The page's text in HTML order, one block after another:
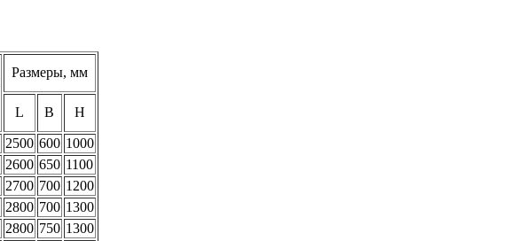
Размеры, мм
L B H
2500 600 1000
2600 650 1100
2700 700 1200
2800 700 1300
2800 750 1300